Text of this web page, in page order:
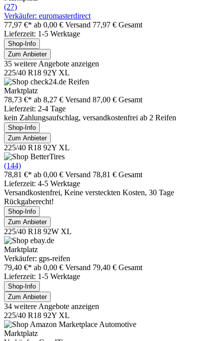
(27)
Verkäufer: euromasterdirect
77,97 €* ab 0,00 € Versand 77,97 € Gesamt
Lieferzeit: 1-5 Werktage
Shop-Info
Zum Anbieter
35 weitere Angebote anzeigen
225/40 R18 92Y XL
Marktplatz
78,73 €* ab 8,27 € Versand 87,00 € Gesamt
Lieferzeit: 2-4 Tage
kein Zahlungsaufschlag, versandkostenfrei ab 2 Reifen
Shop-Info
Zum Anbieter
225/40 R18 92Y XL
(144)
78,81 €* ab 0,00 € Versand 78,81 € Gesamt
Lieferzeit: 4-5 Werktage
Versandkostenfrei, Keine versteckten Kosten, 30 Tage
Rückgaberecht!
Shop-Info
Zum Anbieter
225/40 R18 92W XL
Marktplatz
Verkäufer: gps-reifen
79,40 €* ab 0,00 € Versand 79,40 € Gesamt
Lieferzeit: 1-5 Werktage
Shop-Info
Zum Anbieter
34 weitere Angebote anzeigen
225/40 R18 92Y XL
Marktplatz